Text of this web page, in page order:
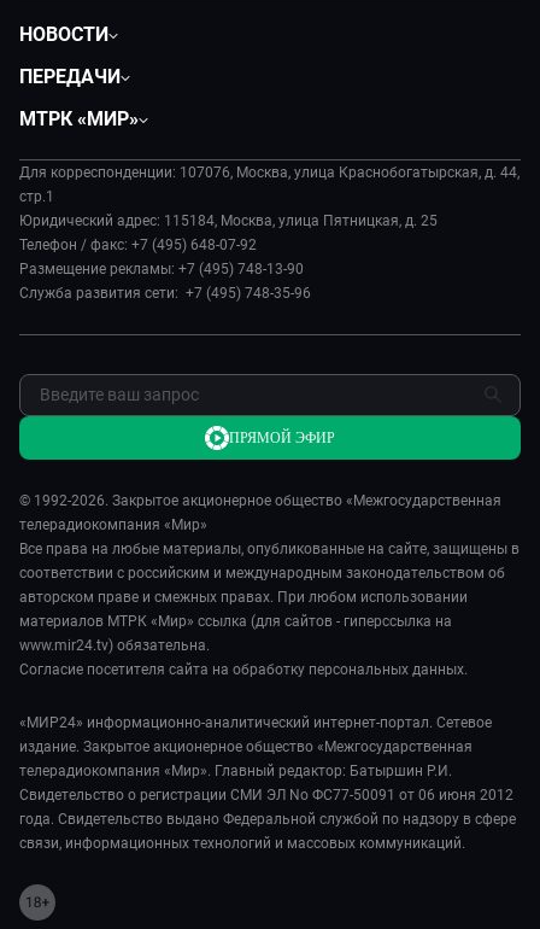
НОВОСТИ
Экономика
Происшествия
Культура
ПЕРЕДАЧИ
Евразия. Культурно
Евразия. Регионы
Наши иностранцы
Пять причин поехать в...
Я – волонтер
МТРК «МИР»
История
Руководство
Новости
Пресса о нас
Обратная связь
Для корреспонденции: 107076, Москва, улица Краснобогатырская, д. 44,
стр.1
Юридический адрес: 115184, Москва, улица Пятницкая, д. 25
Телефон / факс: +7 (495) 648-07-92
Размещение рекламы: +7 (495) 748-13-90
Служба развития сети: +7 (495) 748-35-96
© 1992-2026. Закрытое акционерное общество «Межгосударственная
телерадиокомпания «Мир»
Все права на любые материалы, опубликованные на сайте, защищены в
соответствии с российским и международным законодательством об
авторском праве и смежных правах. При любом использовании
материалов МТРК «Мир» ссылка (для сайтов - гиперссылка на
www.mir24.tv) обязательна.
Согласие посетителя сайта на обработку персональных данных.
«МИР24» информационно-аналитический интернет-портал. Сетевое
издание. Закрытое акционерное общество «Межгосударственная
телерадиокомпания «Мир». Главный редактор: Батыршин Р.И.
Свидетельство о регистрации СМИ ЭЛ No ФС77-50091 от 06 июня 2012
года. Свидетельство выдано Федеральной службой по надзору в сфере
связи, информационных технологий и массовых коммуникаций.
ПРЯМОЙ ЭФИР